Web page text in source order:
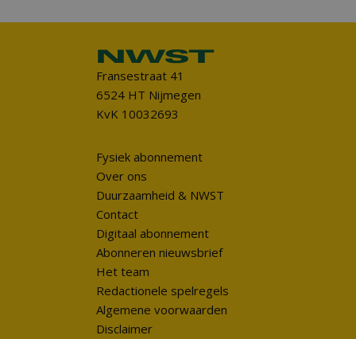
Fransestraat 41
6524 HT Nijmegen
KvK 10032693
Fysiek abonnement
Over ons
Duurzaamheid & NWST
Contact
Digitaal abonnement
Abonneren nieuwsbrief
Het team
Redactionele spelregels
Algemene voorwaarden
Disclaimer